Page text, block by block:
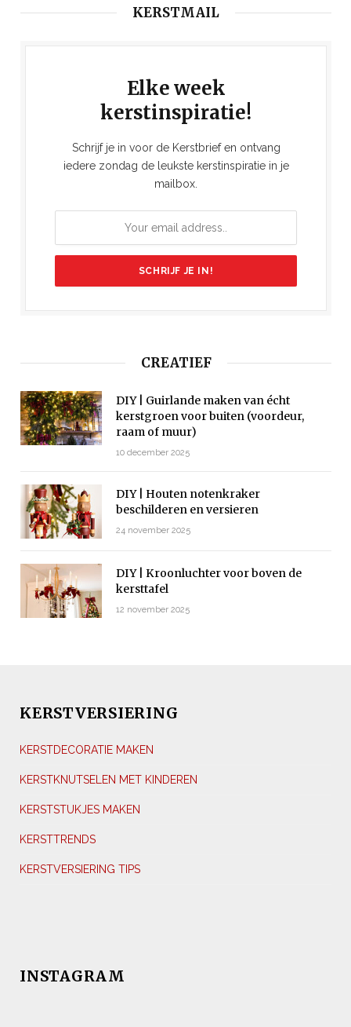
KERSTMAIL
Elke week
kerstinspiratie!
Schrijf je in voor de Kerstbrief en ontvang
iedere zondag de leukste kerstinspiratie in je
mailbox.
CREATIEF
DIY | Guirlande maken van écht
kerstgroen voor buiten (voordeur,
raam of muur)
10 december 2025
DIY | Houten notenkraker
beschilderen en versieren
24 november 2025
DIY | Kroonluchter voor boven de
kersttafel
12 november 2025
KERSTVERSIERING
KERSTDECORATIE MAKEN
KERSTKNUTSELEN MET KINDEREN
KERSTSTUKJES MAKEN
KERSTTRENDS
KERSTVERSIERING TIPS
INSTAGRAM